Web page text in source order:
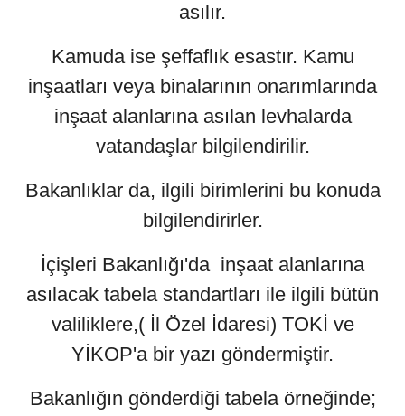
asılır.
Kamuda ise şeffaflık esastır. Kamu
inşaatları veya binalarının onarımlarında
inşaat alanlarına asılan levhalarda
vatandaşlar bilgilendirilir.
Bakanlıklar da, ilgili birimlerini bu konuda
bilgilendirirler.
İçişleri Bakanlığı'da inşaat alanlarına
asılacak tabela standartları ile ilgili bütün
valiliklere,( İl Özel İdaresi) TOKİ ve
YİKOP'a bir yazı göndermiştir.
Bakanlığın gönderdiği tabela örneğinde;